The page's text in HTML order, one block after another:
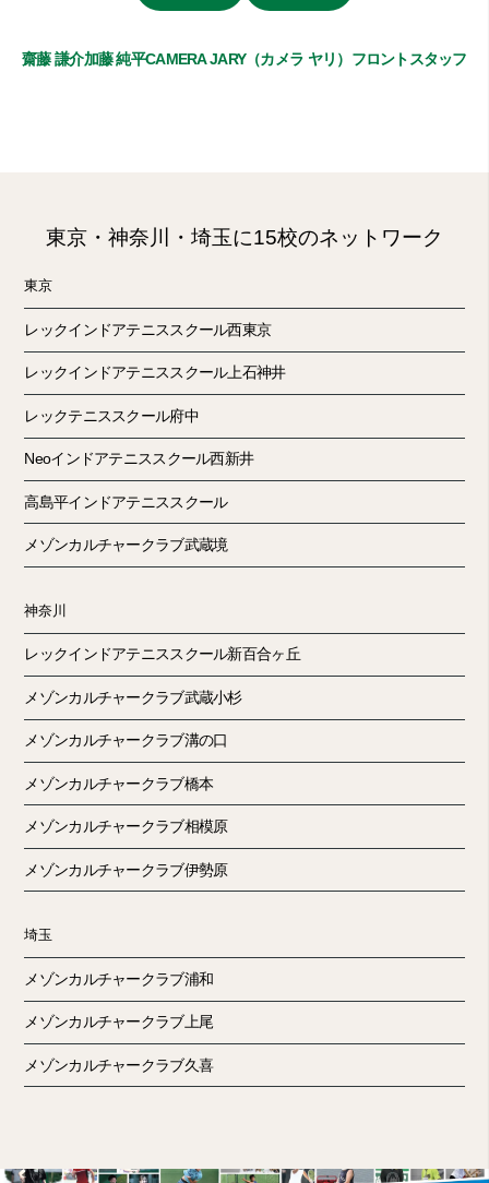
齋藤 謙介加藤 純平CAMERA JARY（カメラ ヤリ） フロントスタッフ
東京・神奈川・埼玉に15校のネットワーク
東京
レックインドアテニススクール西東京
レックインドアテニススクール上石神井
レックテニススクール府中
Neoインドアテニススクール西新井
高島平インドアテニススクール
メゾンカルチャークラブ武蔵境
神奈川
レックインドアテニススクール新百合ヶ丘
メゾンカルチャークラブ武蔵小杉
メゾンカルチャークラブ溝の口
メゾンカルチャークラブ橋本
メゾンカルチャークラブ相模原
メゾンカルチャークラブ伊勢原
埼玉
メゾンカルチャークラブ浦和
メゾンカルチャークラブ上尾
メゾンカルチャークラブ久喜